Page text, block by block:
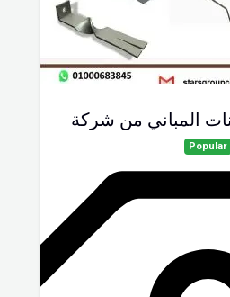
المباني من شركة
Popular